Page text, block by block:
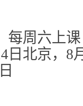
每周六上课
日北京，8